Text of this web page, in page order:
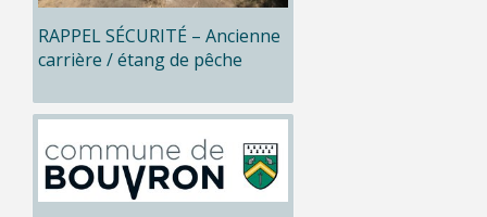
RAPPEL SÉCURITÉ – Ancienne
carrière / étang de pêche